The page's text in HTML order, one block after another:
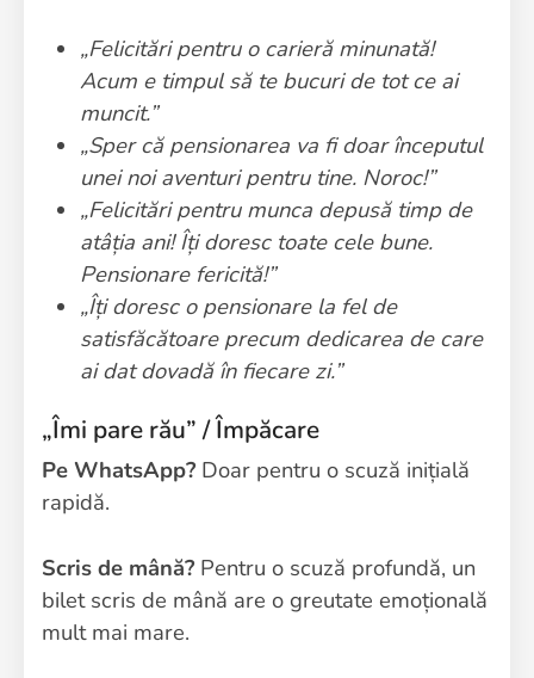
„Felicitări pentru o carieră minunată!
Acum e timpul să te bucuri de tot ce ai
muncit.”
„Sper că pensionarea va fi doar începutul
unei noi aventuri pentru tine. Noroc!”
„Felicitări pentru munca depusă timp de
atâția ani! Îți doresc toate cele bune.
Pensionare fericită!”
„Îți doresc o pensionare la fel de
satisfăcătoare precum dedicarea de care
ai dat dovadă în fiecare zi.”
„Îmi pare rău” / Împăcare
Pe WhatsApp? Doar pentru o scuză inițială
rapidă.
Scris de mână? Pentru o scuză profundă, un
bilet scris de mână are o greutate emoțională
mult mai mare.